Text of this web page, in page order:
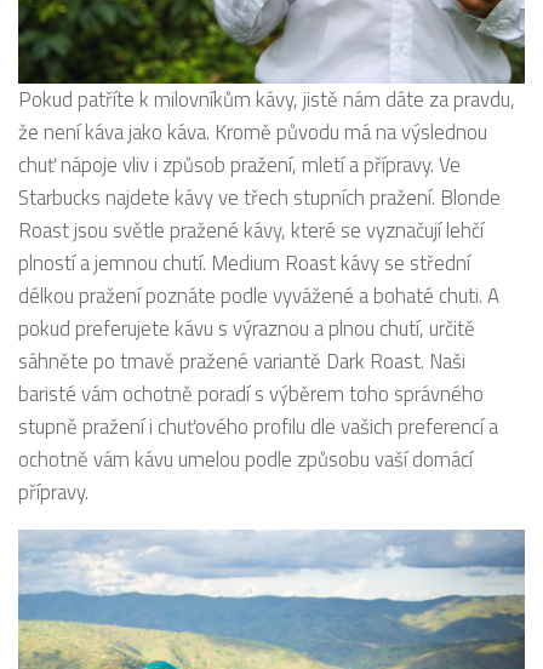
Pokud patříte k milovníkům kávy, jistě nám dáte za pravdu,
že není káva jako káva. Kromě původu má na výslednou
chuť nápoje vliv i způsob pražení, mletí a přípravy. Ve
Starbucks najdete kávy ve třech stupních pražení. Blonde
Roast jsou světle pražené kávy, které se vyznačují lehčí
plností a jemnou chutí. Medium Roast kávy se střední
délkou pražení poznáte podle vyvážené a bohaté chuti. A
pokud preferujete kávu s výraznou a plnou chutí, určitě
sáhněte po tmavě pražené variantě Dark Roast. Naši
baristé vám ochotně poradí s výběrem toho správného
stupně pražení i chuťového profilu dle vašich preferencí a
ochotně vám kávu umelou podle způsobu vaší domácí
přípravy.